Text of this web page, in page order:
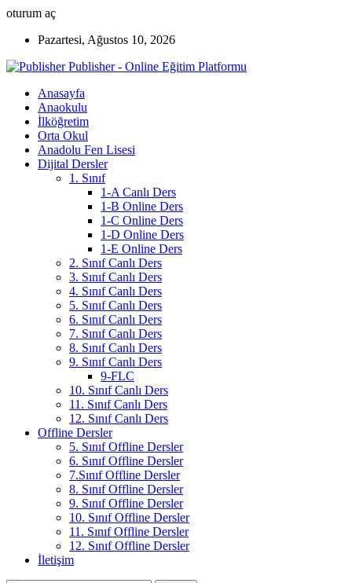
oturum aç
Pazartesi, Ağustos 10, 2026
Publisher - Online Eğitim Platformu
Anasayfa
Anaokulu
İlköğretim
Orta Okul
Anadolu Fen Lisesi
Dijital Dersler
1. Sınıf
1-A Canlı Ders
1-B Online Ders
1-C Online Ders
1-D Online Ders
1-E Online Ders
2. Sınıf Canlı Ders
3. Sınıf Canlı Ders
4. Sınıf Canlı Ders
5. Sınıf Canlı Ders
6. Sınıf Canlı Ders
7. Sınıf Canlı Ders
8. Sınıf Canlı Ders
9. Sınıf Canlı Ders
9-FLC
10. Sınıf Canlı Ders
11. Sınıf Canlı Ders
12. Sınıf Canlı Ders
Offline Dersler
5. Sınıf Offline Dersler
6. Sınıf Offline Dersler
7.Sınıf Offline Dersler
8. Sınıf Offline Dersler
9. Sınıf Offline Dersler
10. Sınıf Offline Dersler
11. Sınıf Offline Dersler
12. Sınıf Offline Dersler
İletişim